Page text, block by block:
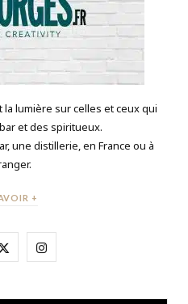
la lumière sur celles et ceux qui
et des spiritueux.
une distillerie, en France ou à
+
X I